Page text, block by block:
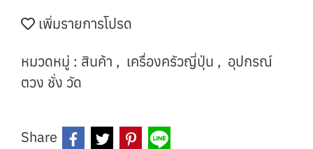
เพิ่มรายการโปรด
หมวดหมู่ : สินค้า , เครื่องครัวญี่ปุ่น , อุปกรณ์
ตวง ชั่ง วัด
Share